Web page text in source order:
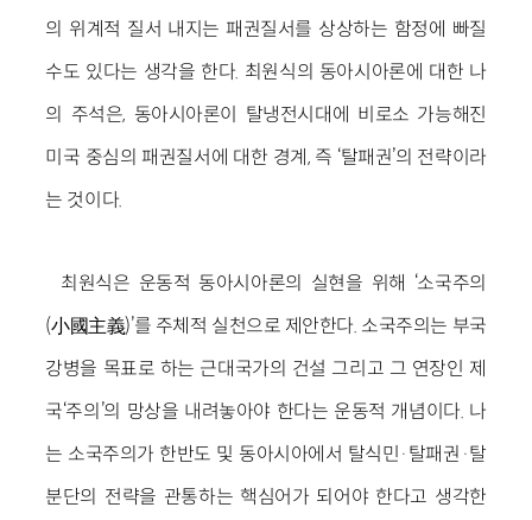
의 위계적 질서 내지는 패권질서를 상상하는 함정에 빠질
수도 있다는 생각을 한다. 최원식의 동아시아론에 대한 나
의 주석은, 동아시아론이 탈냉전시대에 비로소 가능해진
미국 중심의 패권질서에 대한 경계, 즉 ‘탈패권’의 전략이라
는 것이다.
최원식은 운동적 동아시아론의 실현을 위해 ‘소국주의
(小國主義)’를 주체적 실천으로 제안한다. 소국주의는 부국
강병을 목표로 하는 근대국가의 건설 그리고 그 연장인 제
국‘주의’의 망상을 내려놓아야 한다는 운동적 개념이다. 나
는 소국주의가 한반도 및 동아시아에서 탈식민·탈패권·탈
분단의 전략을 관통하는 핵심어가 되어야 한다고 생각한